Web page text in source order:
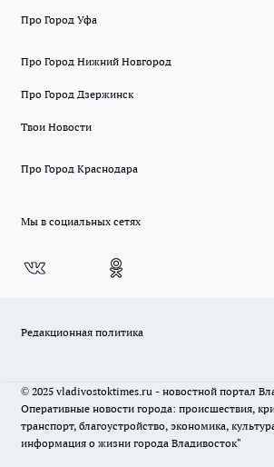
Про Город Уфа
Про Город Нижний Новгород
Про Город Дзержинск
Твои Новости
Про Город Краснодара
Мы в социальных сетях
Редакционная политика
© 2025 vladivostoktimes.ru - новостной портал
Оперативные новости города: происшествия,
транспорт, благоустройство, экономика,
информация о жизни города Владивосток"